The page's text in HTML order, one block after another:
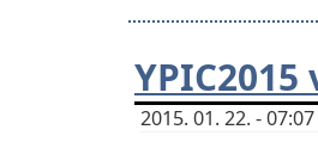
YPIC2015
2015. 01. 22. -